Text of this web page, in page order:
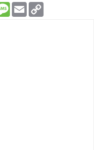
Message
Email